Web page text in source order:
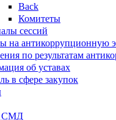
Back
Комитеты
сессий
на антикоррупционную
по результатам
об уставах
в сфере закупок
СМД